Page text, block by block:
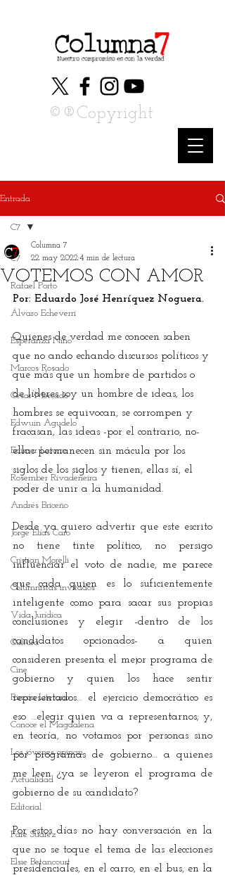
©®Copyright
Entrada
C7
Rafael Porto
Álvaro Echeverri
Esperanza Niño
Marcos Rosado
César Mercado
Edwuin Agudelo
Edimer Latorre
Rosember Rivadeneira
Andrés Briceño
Jorge Elías Caro
Cristian Morelli
Columnistas invitados
Vida Jurídica
Cultura
Cine
Rincón Literario
Conoce el Magdalena
Los jóvenes opinan
Actualidad
Editorial
Fare Suárez
Elsie Betancourt
C7
VOTEMOS CON AMOR
Columna 7
22 may 20224 min de lectura
Por: Eduardo José Henríquez Noguera.
Quienes de verdad me conocen saben
que no ando echando discursos políticos y
que más que un hombre de partidos o
de líderes soy un hombre de ideas, los
hombres se equivocan, se corrompen y
fracasan, las ideas -por el contrario, no-
ellas permanecen sin mácula por los
siglos de los siglos y tienen, ellas sí, el
poder de unir a la humanidad.
Desde ya quiero advertir que este escrito
no tiene tinte político, no persigo
influenciar el voto de nadie, me parece
que cada quien es lo suficientemente
inteligente como para sacar sus propias
conclusiones y elegir -dentro de los
candidatos opcionados- a quien
consideren presenta el mejor programa de
gobierno y quien los hace sentir
representados… el ejercicio democrático es
eso …elegir quien va a representarnos; y,
en teoría, no votamos por personas sino
por programas de gobierno… a quienes
me leen ¿ya se leyeron el programa de
gobierno de su candidato?
Por estos días no hay conversación en la
que no se toque el tema de las elecciones
presidenciales, en el carro, en el bus, en la